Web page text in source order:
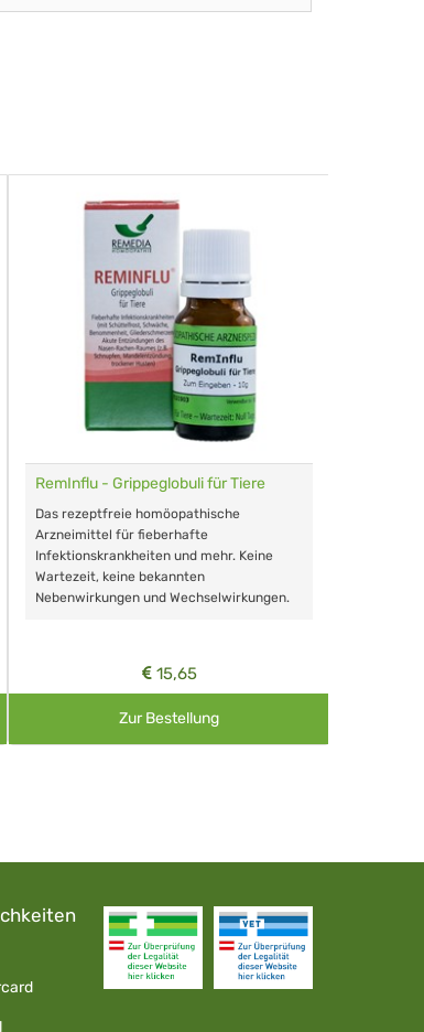
RemInflu - Grippeglobuli für Tiere
Das rezeptfreie homöopathische
Arzneimittel für fieberhafte
Infektionskrankheiten und mehr. Keine
Wartezeit, keine bekannten
Nebenwirkungen und Wechselwirkungen.
15,65
Zur Bestellung